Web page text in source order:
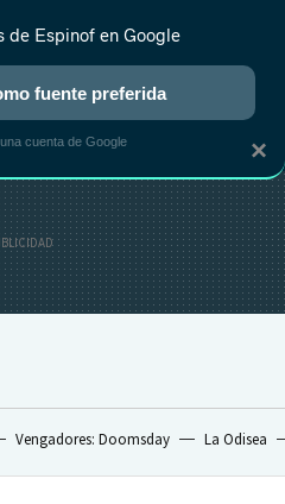
ANIME RANKINGS CINE
Vengadores: Doomsday La Odisea
×
de Espinof en Google
fuente preferida
cuenta de Google